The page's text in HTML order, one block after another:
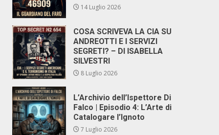
14 Luglio 2026
COSA SCRIVEVA LA CIA SU
ANDREOTTI E I SERVIZI
SEGRETI? – DI ISABELLA
SILVESTRI
8 Luglio 2026
L’Archivio dell’Ispettore Di
Falco | Episodio 4: L’Arte di
Catalogare l’Ignoto
7 Luglio 2026